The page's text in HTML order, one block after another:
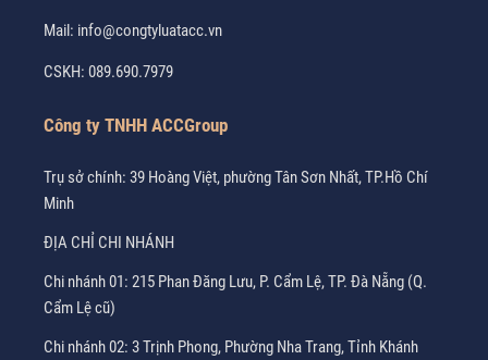
Mail: info@congtyluatacc.vn
CSKH: 089.690.7979
Công ty TNHH ACCGroup
Trụ sở chính: 39 Hoàng Việt, phường Tân Sơn Nhất, TP.Hồ Chí
Minh
ĐỊA CHỈ CHI NHÁNH
Chi nhánh 01: 215 Phan Đăng Lưu, P. Cẩm Lệ, TP. Đà Nẵng (Q.
Cẩm Lệ cũ)
Chi nhánh 02: 3 Trịnh Phong, Phường Nha Trang, Tỉnh Khánh